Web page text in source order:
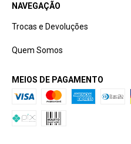
NAVEGAÇÃO
Trocas e Devoluções
Quem Somos
MEIOS DE PAGAMENTO